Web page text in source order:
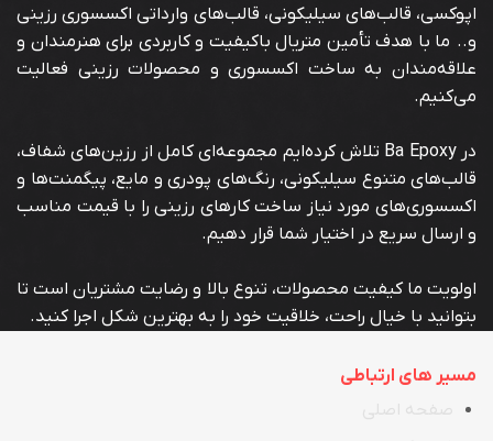
اپوکسی، قالب‌های سیلیکونی، قالب‌های وارداتی اکسسوری رزینی
و.. ما با هدف تأمین متریال باکیفیت و کاربردی برای هنرمندان و
علاقه‌مندان به ساخت اکسسوری و محصولات رزینی فعالیت
می‌کنیم.
در Ba Epoxy تلاش کرده‌ایم مجموعه‌ای کامل از رزین‌های شفاف،
قالب‌های متنوع سیلیکونی، رنگ‌های پودری و مایع، پیگمنت‌ها و
اکسسوری‌های مورد نیاز ساخت کارهای رزینی را با قیمت مناسب
و ارسال سریع در اختیار شما قرار دهیم.
اولویت ما کیفیت محصولات، تنوع بالا و رضایت مشتریان است تا
بتوانید با خیال راحت، خلاقیت خود را به بهترین شکل اجرا کنید.
مسیر های ارتباطی